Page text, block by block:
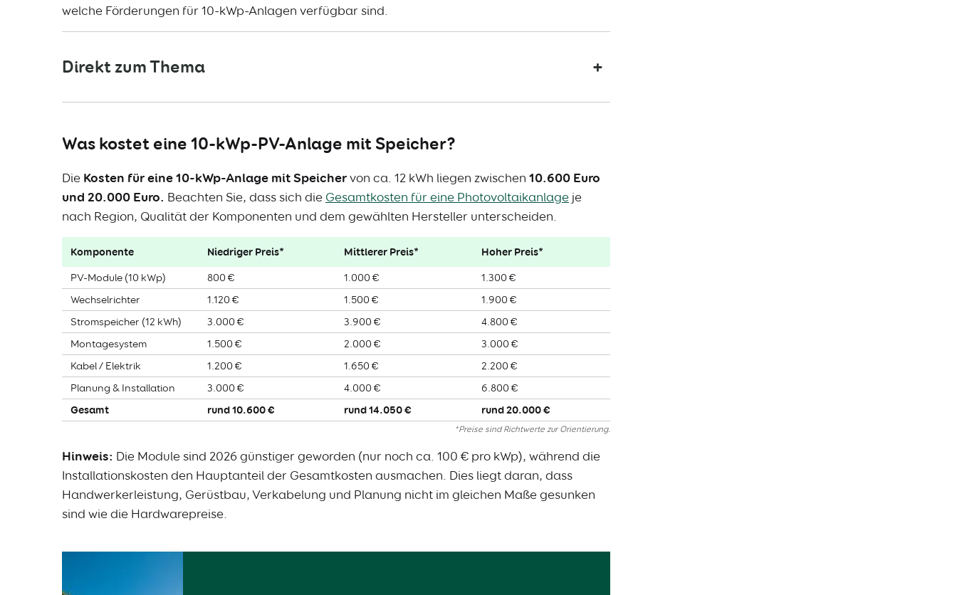
welche Förderungen für 10-kWp-Anlagen verfügbar sind.
Direkt zum Thema
Was kostet eine 10-kWp-PV-Anlage mit Speicher?
Die Kosten für eine 10-kWp-Anlage mit Speichervon ca. 12 kWh liegen zwischen 10.600 Euro
und 20.000 Euro. Beachten Sie, dass sich die Gesamtkosten für eine Photovoltaikanlage je
nach Region, Qualität der Komponenten und dem gewählten Hersteller unterscheiden.
Komponente Niedriger Preis* Mittlerer Preis* Hoher Preis*
PV-Module (10 kWp) 800 € 1.000 €
1.300 €
Wechselrichter
1.120 € 1.500 €
1.900 €
Stromspeicher (12 kWh)
3.000 € 3.900 €
4.800 €
Montagesystem
1.500 € 2.000 €
3.000 €
Kabel / Elektrik
1.200 € 1.650 €
2.200 €
Planung & Installation
3.000 € 4.000 € 6.800 €
Gesamt rund 10.600 € rund 14.050 € rund 20.000 €
*Preise sind Richtwerte zur Orientierung.
Hinweis: Die Module sind 2026 günstiger geworden (nur noch ca. 100 € pro kWp), während die
Installationskosten den Hauptanteil der Gesamtkosten ausmachen. Dies liegt daran, dass
Handwerkerleistung, Gerüstbau, Verkabelung und Planung nicht im gleichen Maße gesunken
sind wie die Hardwarepreise.